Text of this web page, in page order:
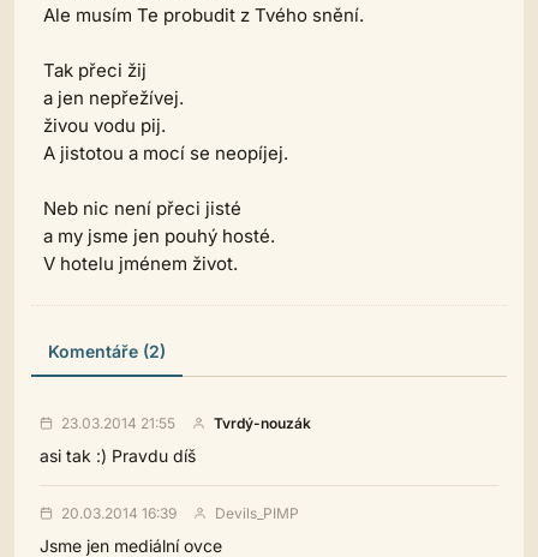
Ale musím Te probudit z Tvého snění.
Tak přeci žij
a jen nepřežívej.
živou vodu pij.
A jistotou a mocí se neopíjej.
Neb nic není přeci jisté
a my jsme jen pouhý hosté.
V hotelu jménem život.
Komentáře (2)
23.03.2014 21:55 Tvrdý-nouzák
asi tak :) Pravdu díš
20.03.2014 16:39 Devils_PIMP
Jsme jen mediální ovce